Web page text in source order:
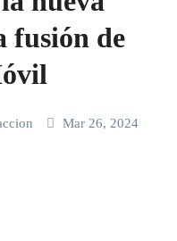
fusión de
Mar 26, 2024